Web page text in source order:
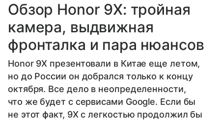
Обзор Honor 9X: тройная
камера, выдвижная
фронталка и пара нюансов
Honor 9X презентовали в Китае еще летом,
но до России он добрался только к концу
октября. Все дело в неопределенности,
что же будет с сервисами Google. Если бы
не этот факт, 9X с легкостью продолжил бы